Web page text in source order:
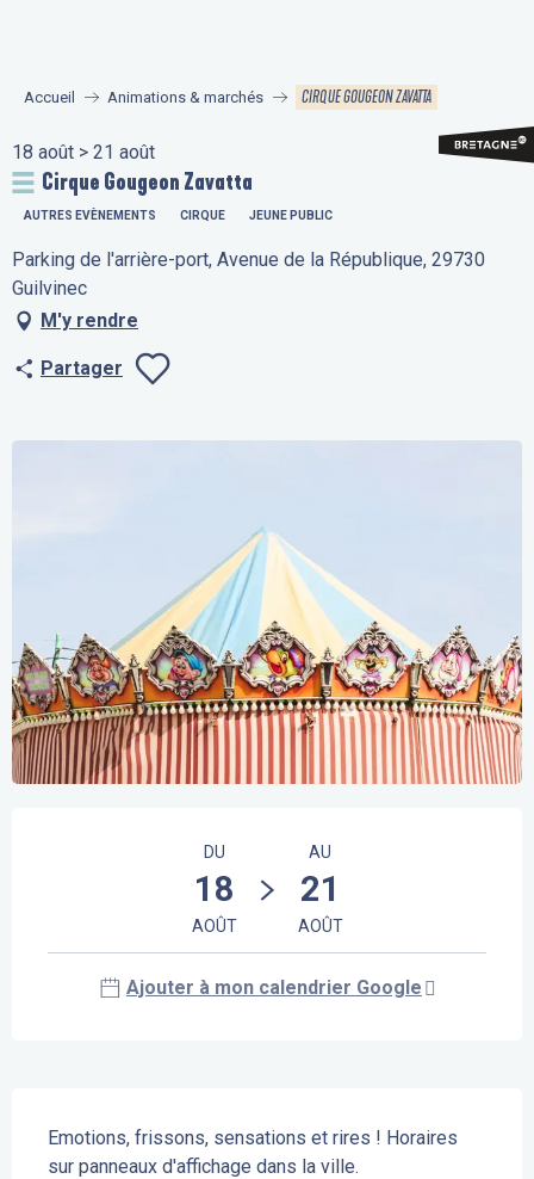
principal
Accueil Animations & marchés CIRQUE GOUGEON ZAVATTA
18 août > 21 août
Cirque Gougeon Zavatta
AUTRES EVÈNEMENTS CIRQUE JEUNE PUBLIC
Parking de l'arrière-port, Avenue de la République, 29730
Guilvinec
M'y rendre
Partager
DU
18
AOÛT
AU
21
AOÛT
Ajouter à mon calendrier Google
Emotions, frissons, sensations et rires ! Horaires
sur panneaux d'affichage dans la ville.